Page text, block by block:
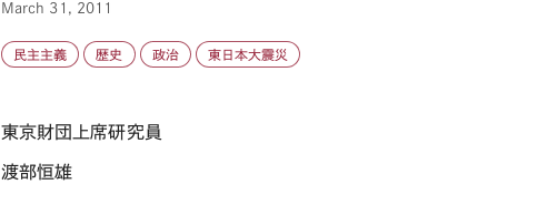
March 31, 2011
民主主義 歴史 政治 東日本大震災
東京財団上席研究員
渡部恒雄